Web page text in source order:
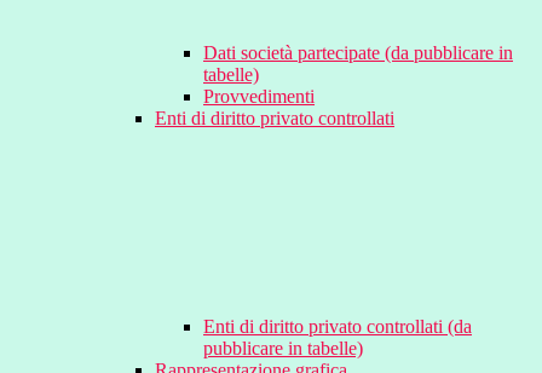
Dati società partecipate (da pubblicare in
tabelle)
Provvedimenti
Enti di diritto privato controllati
Enti di diritto privato controllati (da
pubblicare in tabelle)